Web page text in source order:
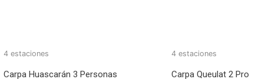
4 estaciones
Carpa Huascarán 3 Personas
4 estaciones
Carpa Queulat 2 Pro